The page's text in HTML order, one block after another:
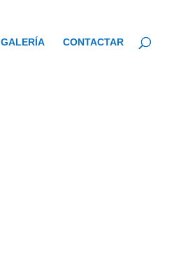
GALERÍA CONTACTAR